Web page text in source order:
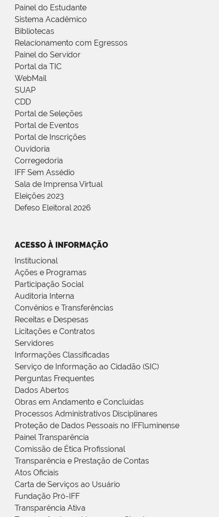
Painel do Estudante
Sistema Acadêmico
Bibliotecas
Relacionamento com Egressos
Painel do Servidor
Portal da TIC
WebMail
SUAP
CDD
Portal de Seleções
Portal de Eventos
Portal de Inscrições
Ouvidoria
Corregedoria
IFF Sem Assédio
Sala de Imprensa Virtual
Eleições 2023
Defeso Eleitoral 2026
ACESSO À INFORMAÇÃO
Institucional
Ações e Programas
Participação Social
Auditoria Interna
Convênios e Transferências
Receitas e Despesas
Licitações e Contratos
Servidores
Informações Classificadas
Serviço de Informação ao Cidadão (SIC)
Perguntas Frequentes
Dados Abertos
Obras em Andamento e Concluídas
Processos Administrativos Disciplinares
Proteção de Dados Pessoais no IFFluminense
Painel Transparência
Comissão de Ética Profissional
Transparência e Prestação de Contas
Atos Oficiais
Carta de Serviços ao Usuário
Fundação Pró-IFF
Transparência Ativa